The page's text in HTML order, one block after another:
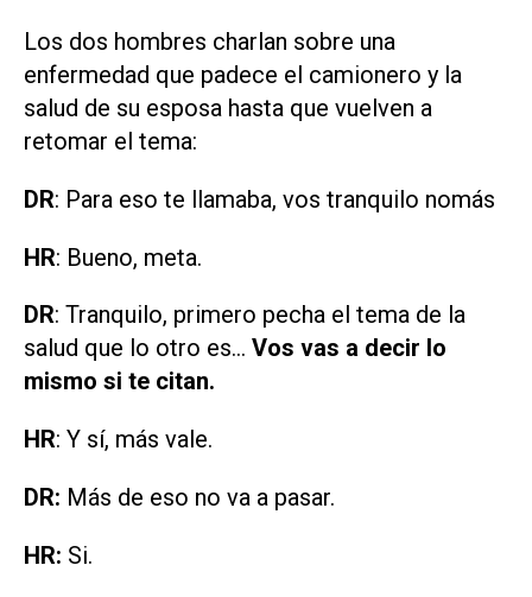
Los dos hombres charlan sobre una
enfermedad que padece el camionero y la
salud de su esposa hasta que vuelven a
retomar el tema:
DR: Para eso te llamaba, vos tranquilo nomás
HR: Bueno, meta.
DR: Tranquilo, primero pecha el tema de la
salud que lo otro es... Vos vas a decir lo
mismo si te citan.
HR: Y sí, más vale.
DR: Más de eso no va a pasar.
HR: Si.